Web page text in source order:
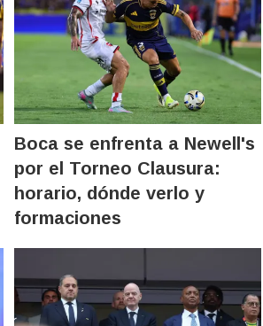
Boca se enfrenta a Newell's
por el Torneo Clausura:
horario, dónde verlo y
formaciones